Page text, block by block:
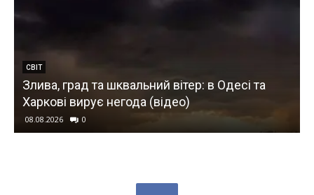
СВІТ
Злива, град та шквальний вітер: в Одесі та
Харкові вирує негода (відео)
08.08.2026 0